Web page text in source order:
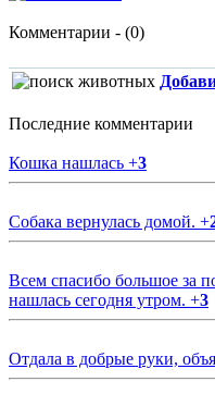
Комментарии - (0)
Последние комментарии
Кошка нашлась +3
Собака вернулась домой. +
Всем спасибо большое за
нашлась сегодня утром. +3
Отдала в добрые руки,